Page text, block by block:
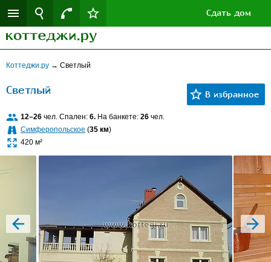
Сдать дом
Коттеджи.ру → Светлый
Светлый
12–26 чел. Спален: 6. На банкете: 26 чел.
Симферопольское (35 км)
420 м²
next